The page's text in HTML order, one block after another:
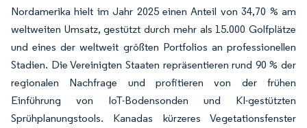
Nordamerika hielt im Jahr 2025 einen Anteil von 34,70 % am
weltweiten Umsatz, gestützt durch mehr als 15.000 Golfplätze
und eines der weltweit größten Portfolios an professionellen
Stadien. Die Vereinigten Staaten repräsentieren rund 90 % der
regionalen Nachfrage und profitieren von der frühen
Einführung von IoT-Bodensonden und KI-gestützten
Sprühplanungstools. Kanadas kürzeres Vegetationsfenster